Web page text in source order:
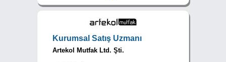
Kurumsal Satış Uzmanı
Artekol Mutfak Ltd. Şti.